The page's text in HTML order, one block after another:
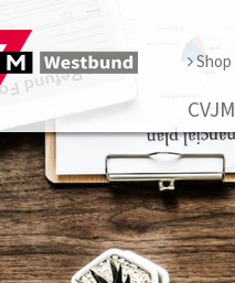
Shop
CVJM